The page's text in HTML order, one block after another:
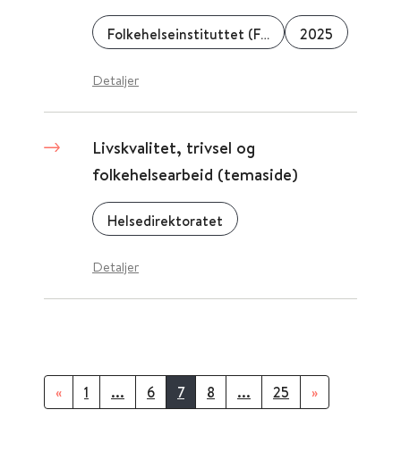
Folkehelseinstituttet (FHI) 2025
Detaljer
Livskvalitet, trivsel og
folkehelsearbeid (temaside)
Helsedirektoratet
Detaljer
« 1 ... 6 7 8 ... 25 »